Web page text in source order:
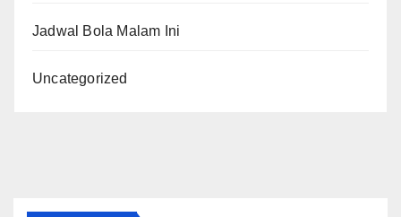
Jadwal Bola Malam Ini
Uncategorized